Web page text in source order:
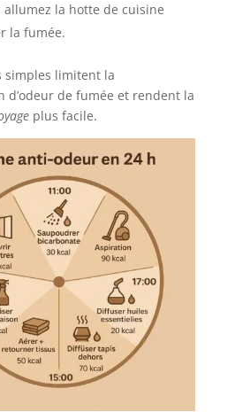
allumez la hotte de cuisine
la fumée.
simples limitent la
d’odeur de fumée et rendent la
plus facile.